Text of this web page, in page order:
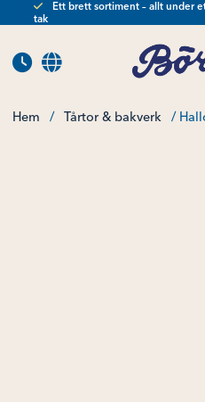
Ett brett sortiment – allt under
tak
Hem / Tårtor & bakverk /